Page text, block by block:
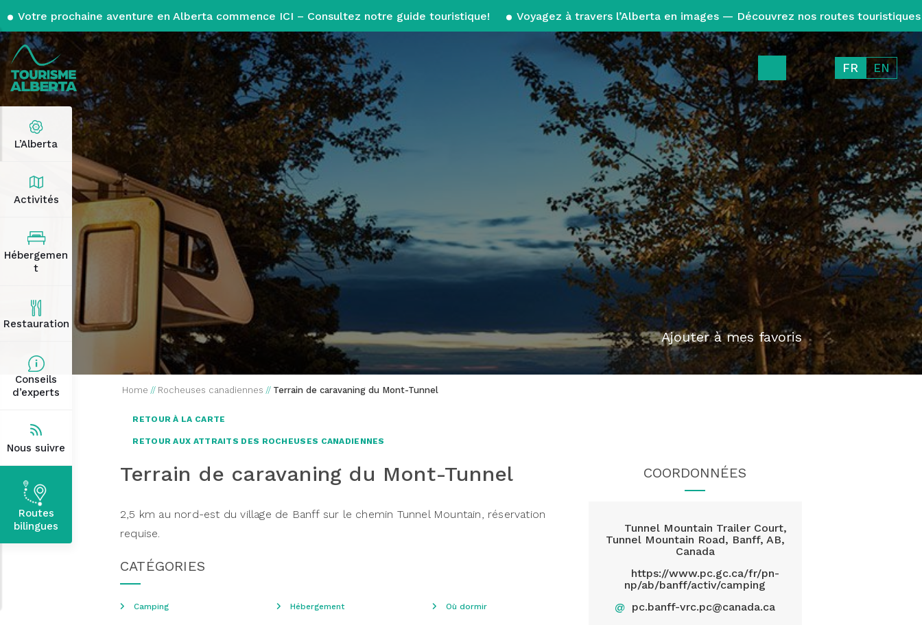
Votre prochaine aventure en Alberta commence ICI – Consultez notre guide touristique! Voyagez à travers l’Alberta en images — Découvrez nos routes touristiques
FR EN
L’Alberta
Activités
Hébergemen
t
Restauration
Conseils
d’experts
Nous suivre
Routes
bilingues
Ajouter à mes favoris
Home // Rocheuses canadiennes // Terrain de caravaning du Mont-Tunnel
RETOUR À LA CARTE
RETOUR AUX ATTRAITS DES ROCHEUSES CANADIENNES
Terrain de caravaning du Mont-Tunnel
2,5 km au nord-est du village de Banff sur le chemin Tunnel Mountain, réservation
requise.
CATÉGORIES
Camping Hébergement Où dormir
COORDONNÉES
Tunnel Mountain Trailer Court,
Tunnel Mountain Road, Banff, AB,
Canada
https://www.pc.gc.ca/fr/pn-
np/ab/banff/activ/camping
@ pc.banff-vrc.pc@canada.ca